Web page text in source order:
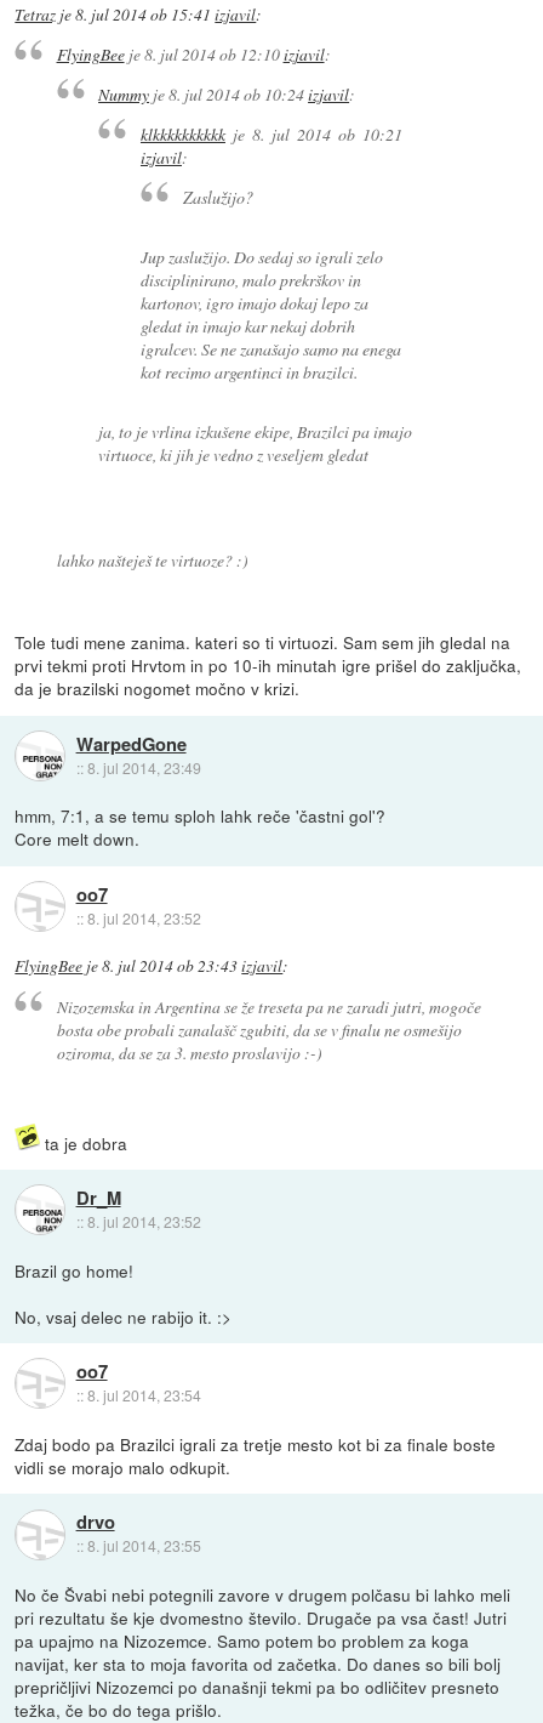
Tetraz je8. jul 2014 ob 15:41 izjavil:
FlyingBeeje8. jul 2014 ob 12:10izjavil:
Nummy je8. jul 2014 ob 10:24izjavil:
klkkkkkkkkkkje 8. jul 2014 ob 10:21
izjavil:
Zaslužijo?
Jup zaslužijo. Do sedaj so igrali zelo
disciplinirano, malo prekrškov in
kartonov, igro imajo dokaj lepo za
gledat in imajo kar nekaj dobrih
igralcev. Se ne zanašajo samo na enega
kot recimo argentinci in brazilci.
ja, to je vrlina izkušene ekipe, Brazilci pa imajo
virtuoce, ki jih je vedno z veseljem gledat
lahko našteješ te virtuoze? :)
Tole tudi mene zanima. kateri so ti virtuozi. Sam sem jih gledal na
prvi tekmi proti Hrvtom in po 10-ih minutah igre prišel do zaključka,
da je brazilski nogomet močno v krizi.
WarpedGone
::8. jul 2014, 23:49
hmm, 7:1, a se temu sploh lahk reče 'častni gol'?
Core melt down.
oo7
::8. jul 2014, 23:52
FlyingBee je8. jul 2014 ob 23:43izjavil:
Nizozemska in Argentina se že treseta pa ne zaradi jutri, mogoče
bosta obe probali zanalašč zgubiti, da se v finalu ne osmešijo
oziroma, da se za 3. mesto proslavijo :-)
ta je dobra
Dr_M
::8. jul 2014, 23:52
Brazil go home!
No, vsaj delec ne rabijo it. :>
oo7
::8. jul 2014, 23:54
Zdaj bodo pa Brazilci igrali za tretje mesto kot bi za finale boste
vidli se morajo malo odkupit.
drvo
::8. jul 2014, 23:55
No če Švabi nebi potegnili zavore v drugem polčasu bi lahko meli
pri rezultatu še kje dvomestno število. Drugače pa vsa čast! Jutri
pa upajmo na Nizozemce. Samo potem bo problem za koga
navijat, ker sta to moja favorita od začetka. Do danes so bili bolj
prepričljivi Nizozemci po današnji tekmi pa bo odličitev presneto
težka, če bo do tega prišlo.